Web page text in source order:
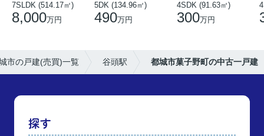
7SLDK (514.17㎡)
8,000万円
5DK (134.96㎡)
490万円
4SDK (91.63㎡)
300万円
市の戸建(売買)一覧 谷頭駅 都城市菓子野町の中古一戸建
探す